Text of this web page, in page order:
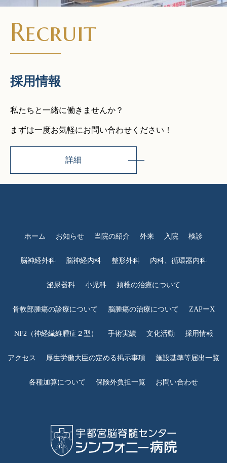
Recruit
採用情報
私たちと一緒に働きませんか？
まずは一度お気軽にお問い合わせください！
詳細
ホーム お知らせ 当院の紹介 外来 入院 検診
脳神経外科 脳神経内科 整形外科 内科、循環器内科
泌尿器科 小児科 頚椎の治療について
骨軟部腫瘍の診療について 脳腫瘍の治療について ZAPーX
NF2（神経繊維腫症２型） 手術実績 文化活動 採用情報
アクセス 厚生労働大臣の定める掲示事項 施設基準等届出一覧
各種加算について 保険外負担一覧 お問い合わせ